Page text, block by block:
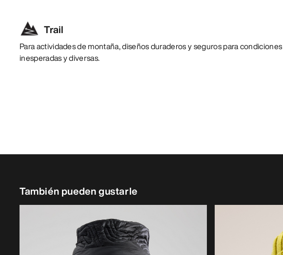
Trail
Para actividades de montaña, diseños duraderos y seguros para condiciones
inesperadas y diversas.
También pueden gustarle